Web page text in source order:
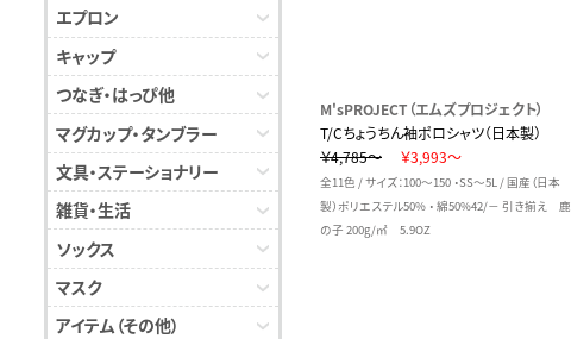
エプロン
キャップ
つなぎ・はっぴ他
マグカップ・タンブラー
文具・ステーショナリー
雑貨・生活
ソックス
マスク
アイテム（その他）
M'sPROJECT（エムズプロジェクト）
T/Cちょうちん袖ポロシャツ（日本製）
￥4,785～
￥3,993～
全11色 / サイズ：100～150 ・SS～5L / 国産（日本
製）ポリエステル50% ・ 綿50%42/－ 引き揃え 鹿
の子 200g/㎡ 5.9OZ